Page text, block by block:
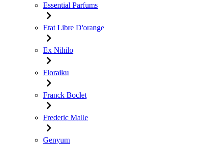
Essential Parfums
Etat Libre D'orange
Ex Nihilo
Floraiku
Franck Boclet
Frederic Malle
Genyum